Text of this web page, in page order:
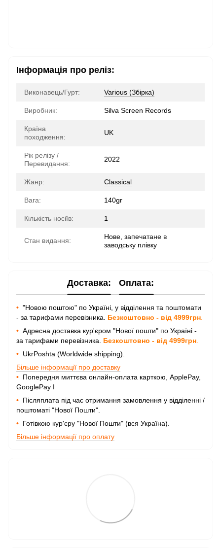
Інформація про реліз:
Виконавець/Гурт: Various (Збірка)
Виробник: Silva Screen Records
Країна
походження:
UK
Рік релізу /
Перевидання:
2022
Жанр: Classical
Вага: 140gr
Кількість носіїв: 1
Стан видання:
Нове, запечатане в
заводську плівку
Доставка: Оплата:
• "Новою поштою" по Україні, у відділення та поштомати
- за тарифами перевізника. Безкоштовно - від 4999грн
• Адресна доставка кур'єром "Нової пошти" по Україні -
за тарифами перевізника. Безкоштовно - від 4999грн
• UkrPoshta (Worldwide shipping).
Більше інформації про доставку
• Попередня миттєва онлайн-оплата карткою, ApplePay,
GooglePay I
• Післяплата під час отримання замовлення у відділенні /
поштоматі "Нової Пошти".
• Готівкою кур'єру "Нової Пошти" (вся Україна).
Більше інформації про оплату